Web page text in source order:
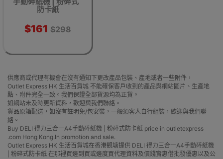
防卡紙
$161 $298
供應商或代理有機會在沒有通知下更改產品包裝、產地或者一些附件，
Outlet Express HK 生活百貨城 不能確保客戶收到的產品與網站圖片、生產地
點、附件完全一致。我們保證全部貨源均為正貨。
如網站未及時更新資料，歡迎與我們聯絡。
貨品原箱配送，如沒有註明免/包安裝，一般須客人自行組裝，歡迎與我們聯
絡。
Buy DELI 得力三合一A4手動碎紙機 | 粉碎式防卡紙 price in outletexpress
.com Hong Kong.In promotion and sale.
Outlet Express HK 生活百貨城在香港觀塘提供 DELI 得力三合一A4手動碎紙機
| 粉碎式防卡紙 在那裡買邊到買或邊度買代理資料及價錢實惠借批發優惠以及公